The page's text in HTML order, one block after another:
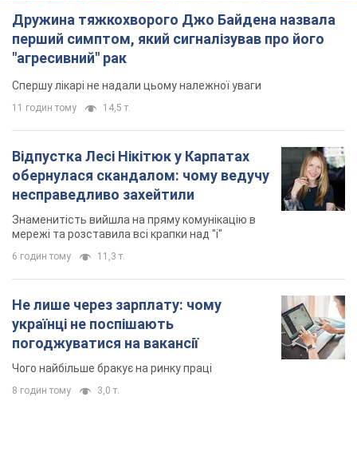
Дружина тяжкохворого Джо Байдена назвала
перший симптом, який сигналізував про його
"агресивний" рак
Спершу лікарі не надали цьому належної уваги
11 годин тому 14,5 т.
Відпустка Лесі Нікітюк у Карпатах
обернулася скандалом: чому ведучу
несправедливо захейтили
Знаменитість вийшла на пряму комунікацію в
мережі та розставила всі крапки над "і"
6 годин тому 11,3 т.
Не лише через зарплату: чому
українці не поспішають
погоджуватися на вакансії
Чого найбільше бракує на ринку праці
8 годин тому 3,0 т.